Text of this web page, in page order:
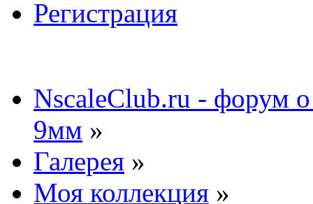
Регистрация
NscaleClub.ru - форум
9мм »
Галерея »
Моя коллекция »